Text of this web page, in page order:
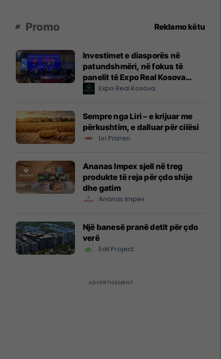
Promo Reklamo këtu
Investimet e diasporës në
patundshmëri, në fokus të
panelit të Expo Real Kosova
2026Expo Real Kosova
Sempre nga Liri – e krijuar me
përkushtim, e dalluar për cilësi
Liri Prizren
Ananas Impex sjell në treg
produkte të reja për çdo shije
dhe gatim
Ananas Impex
Një banesë pranë detit për çdo
verë
Edil Project